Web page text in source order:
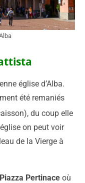
église d’Alba.
été remaniés
du coup elle
on peut voir
de la Vierge à
Piazza Pertinace où